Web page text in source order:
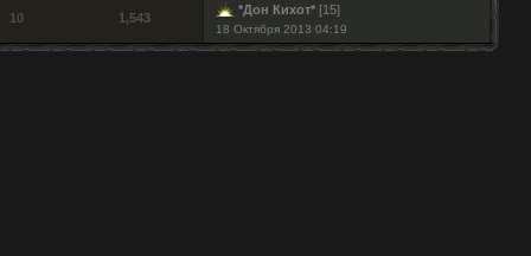
10 1,543
*Дон Кихот*[15]
18 Октября 2013 04:19